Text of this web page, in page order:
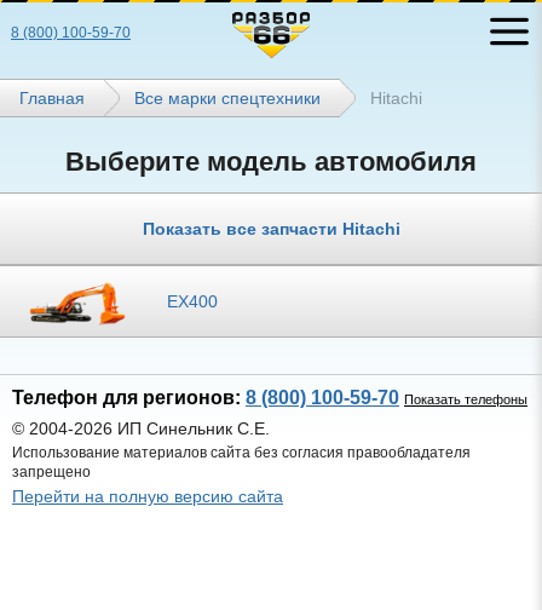
8 (800) 100-59-70
Главная Все марки спецтехники Hitachi
Выберите модель автомобиля
Показать все запчасти Hitachi
EX400
Телефон для регионов: 8 (800) 100-59-70 Показать телефоны
© 2004-2026 ИП Синельник С.Е.
Использование материалов сайта без согласия правообладателя
запрещено
Перейти на полную версию сайта